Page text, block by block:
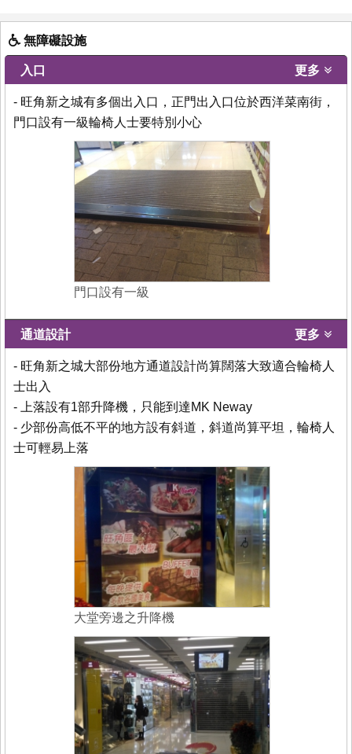
無障礙設施
入口 更多
- 旺角新之城有多個出入口，正門出入口位於西洋菜南街，
門口設有一級輪椅人士要特別小心
門口設有一級
通道設計 更多
- 旺角新之城大部份地方通道設計尚算闊落大致適合輪椅人
士出入
- 上落設有1部升降機，只能到達MK Neway
- 少部份高低不平的地方設有斜道，斜道尚算平坦，輪椅人
士可輕易上落
大堂旁邊之升降機